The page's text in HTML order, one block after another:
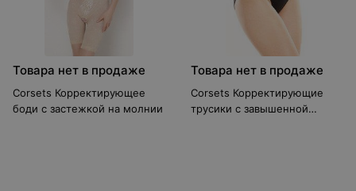
Товара нет в продаже
Corsets Корректирующее
боди с застежкой на молнии
Товара нет в продаже
Corsets Корректирующие
трусики с завышенной